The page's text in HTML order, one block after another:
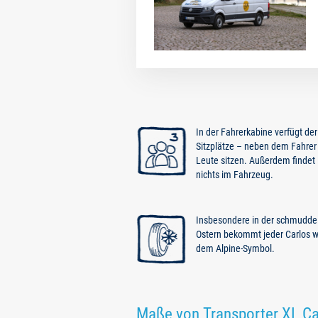
In der Fahrerkabine verfügt
Sitzplätze – neben dem
Leute sitzen. Außerdem
nichts im Fahrzeug.
Insbesondere in der
Ostern bekommt jeder Carlos
dem Alpine-Symbol.
Maße von Transporter XL